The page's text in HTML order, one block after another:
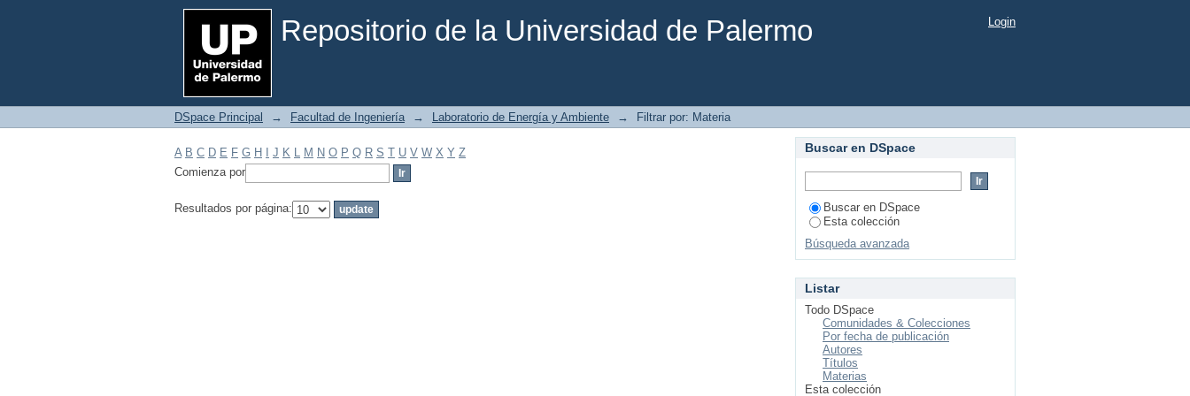
Repositorio de la Universidad de Palermo
Filtrar por: Materia Login
DSpace Principal → Facultad de Ingeniería → Laboratorio de Energía y Ambiente → Filtrar por: Materia
A B C D E F G H J K L M N O P Q R S T U V W X Y Z
Comienza por
Resultados por página:
Buscar en DSpace
Buscar en DSpace
Esta colección
Búsqueda avanzada
Listar
Todo DSpace
Comunidades & Colecciones
Por fecha de publicación
Autores
Títulos
Materias
Esta colección